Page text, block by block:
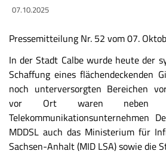
07.10.2025
Pressemitteilung Nr. 52 vom 07.
In der Stadt Calbe wurde heute der
Schaffung eines flächendeckenden
noch unterversorgten Bereichen
vor Ort waren neben
Telekommunikationsunternehmen
MDDSL auch das Ministerium für
Sachsen-Anhalt (MID LSA) sowie die